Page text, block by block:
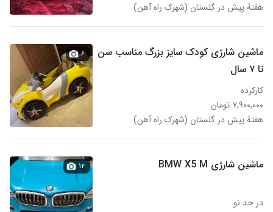
هفتهٔ پیش در گلستان (شهرک راه آهن)
ماشین شارژی کودک سایز بزرگ مناسب سن
تا ۷ سال
کارکرده
۷,۹۰۰,۰۰۰ تومان
هفتهٔ پیش در گلستان (شهرک راه آهن)
۶
ماشین شارژی BMW X5 M
در حد نو
۱۲